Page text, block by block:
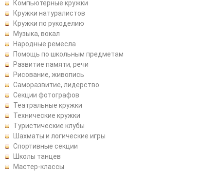
Компьютерные кружки
Кружки натуралистов
Кружки по рукоделию
Музыка, вокал
Народные ремесла
Помощь по школьным предметам
Развитие памяти, речи
Рисование, живопись
Саморазвитие, лидерство
Секции фотографов
Театральные кружки
Технические кружки
Туристические клубы
Шахматы и логические игры
Спортивные секции
Школы танцев
Мастер-классы